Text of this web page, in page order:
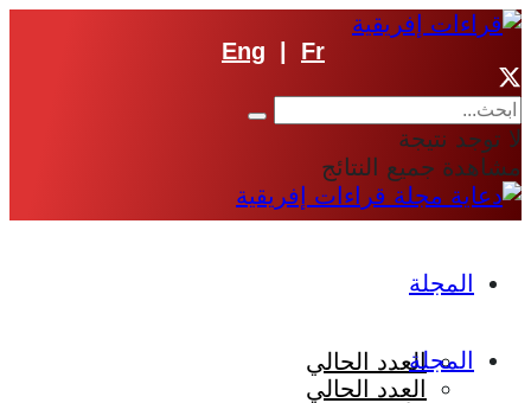
Eng Fr
لا توجد نتيجة
مشاهدة جميع النتائج
المجلة
العدد الحاليالمجلة
العدد الحالي